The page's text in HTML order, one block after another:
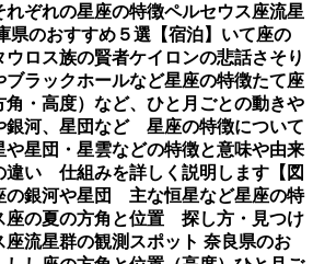
ぞれの星座の特徴ペルセウス座流星
のおすすめ５選【宿泊】 いて座の
ロス族の賢者ケイロンの悲話さそり
ブラックホールなど星座の特徴たて座
・高度）など、ひと月ごとの動きや
銀河、星団など 星座の特徴について
星団・星雲などの特徴と意味や由来
違い 仕組みを詳しく説明します【図
の銀河や星団 主な恒星など星座の特
座の夏の方角と位置 探し方・見つけ
座流星群の観測スポット 奈良県のお